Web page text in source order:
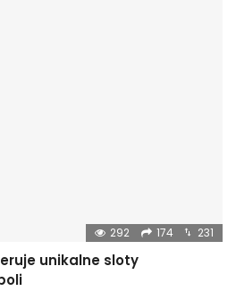
292 174 231
unikalne sloty